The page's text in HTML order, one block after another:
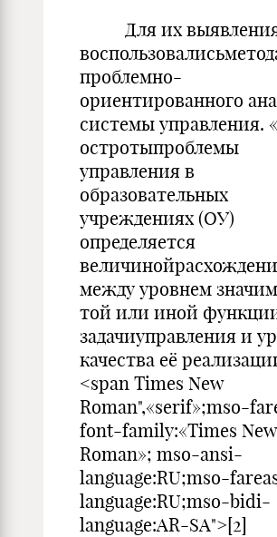
Для их
проблемно-
ориентированного
системы управления.
остротыпроблемы
управления в
образовательных
учреждениях (ОУ)
определяется
между уровнем
той или иной
задачиуправления и
качества её
<span Times New
Roman",«serif»;mso-
font-family:«Times New
Roman»; mso-ansi-
language:RU;mso-
language:RU;mso-bidi-
language:AR-SA">[2]